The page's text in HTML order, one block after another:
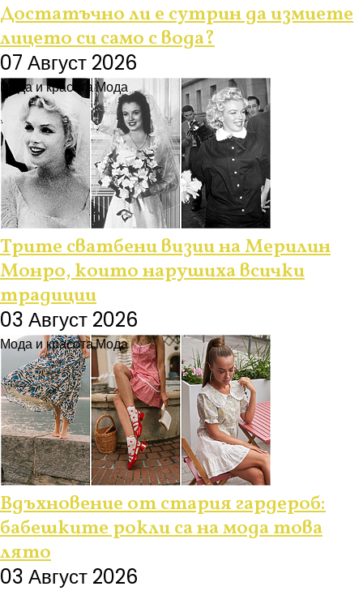
Достатъчно ли е сутрин да измиете
лицето си само с вода?
07 Август 2026
Мода и красотаМода
Трите сватбени визии на Мерилин
Монро, които нарушиха всички
традиции
03 Август 2026
Мода и красотаМода
Вдъхновение от стария гардероб:
бабешките рокли са на мода това
лято
03 Август 2026